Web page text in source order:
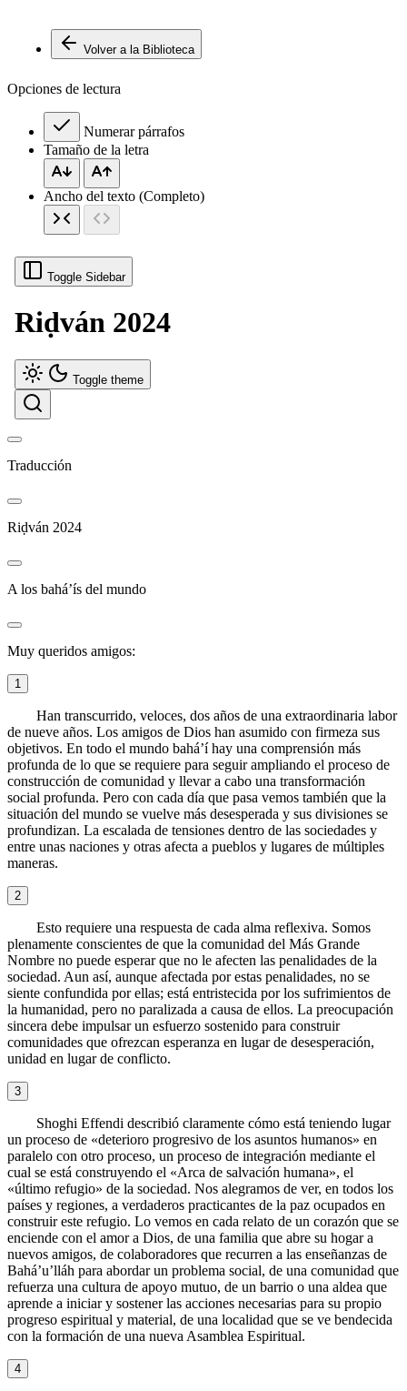
Volver a la Biblioteca
Opciones de lectura
Numerar párrafos
Tamaño de la letra
Ancho del texto (Completo)
Toggle Sidebar
Riḍván 2024
Toggle theme
Traducción
Riḍván 2024
A los bahá’ís del mundo
Muy queridos amigos:
1
Han transcurrido, veloces, dos años de una extraordinaria labor
de nueve años. Los amigos de Dios han asumido con firmeza sus
objetivos. En todo el mundo bahá’í hay una comprensión más
profunda de lo que se requiere para seguir ampliando el proceso de
construcción de comunidad y llevar a cabo una transformación
social profunda. Pero con cada día que pasa vemos también que la
situación del mundo se vuelve más desesperada y sus divisiones se
profundizan. La escalada de tensiones dentro de las sociedades y
entre unas naciones y otras afecta a pueblos y lugares de múltiples
maneras.
2
Esto requiere una respuesta de cada alma reflexiva. Somos
plenamente conscientes de que la comunidad del Más Grande
Nombre no puede esperar que no le afecten las penalidades de la
sociedad. Aun así, aunque afectada por estas penalidades, no se
siente confundida por ellas; está entristecida por los sufrimientos de
la humanidad, pero no paralizada a causa de ellos. La preocupación
sincera debe impulsar un esfuerzo sostenido para construir
comunidades que ofrezcan esperanza en lugar de desesperación,
unidad en lugar de conflicto.
3
Shoghi Effendi describió claramente cómo está teniendo lugar
un proceso de «deterioro progresivo de los asuntos humanos» en
paralelo con otro proceso, un proceso de integración mediante el
cual se está construyendo el «Arca de salvación humana», el
«último refugio» de la sociedad. Nos alegramos de ver, en todos los
países y regiones, a verdaderos practicantes de la paz ocupados en
construir este refugio. Lo vemos en cada relato de un corazón que se
enciende con el amor a Dios, de una familia que abre su hogar a
nuevos amigos, de colaboradores que recurren a las enseñanzas de
Bahá’u’lláh para abordar un problema social, de una comunidad que
refuerza una cultura de apoyo mutuo, de un barrio o una aldea que
aprende a iniciar y sostener las acciones necesarias para su propio
progreso espiritual y material, de una localidad que se ve bendecida
con la formación de una nueva Asamblea Espiritual.
4